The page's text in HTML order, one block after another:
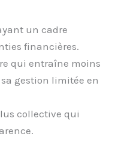
un cadre
financières.
qui entraîne moins
gestion limitée en
collective qui